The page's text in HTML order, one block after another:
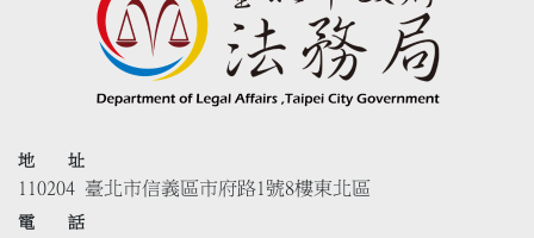
地 址
110204 臺北市信義區市府路1號8樓東北區
電 話